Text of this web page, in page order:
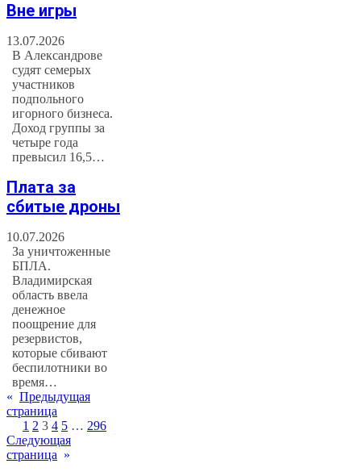
Вне игры
13.07.2026
В Александрове
судят семерых
участников
подпольного
игорного бизнеса.
Доход группы за
четыре года
превысил 16,5…
Плата за
сбитые дроны
10.07.2026
За уничтоженные
БПЛА.
Владимирская
область ввела
денежное
поощрение для
резервистов,
которые сбивают
беспилотники во
время…
« Предыдущая
страница
1 2 3 4 5 … 296
Следующая
страница »